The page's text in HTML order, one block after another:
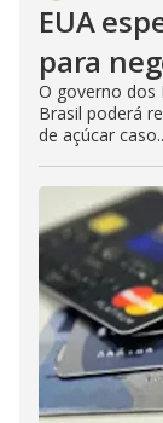
EUA
para
O governo dos
Brasil poderá
de açúcar